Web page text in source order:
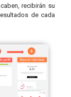
recibirán su
de cada